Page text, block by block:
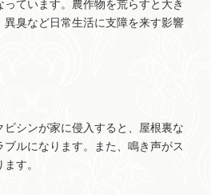
ています。農作物を荒らすと大き
異臭など日常生活に支障を来す影響
シンが家に侵入すると、屋根裏な
ルになります。また、鳴き声がス
す。